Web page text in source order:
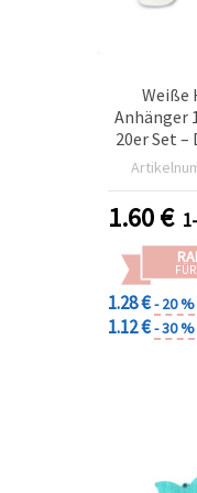
Weiße
Anhänger
20er Set –
für
1.60€
1.28 €- 20 %
1.12 €- 30 %